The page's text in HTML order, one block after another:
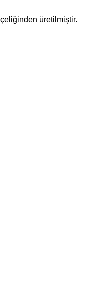
çeliğinden üretilmiştir.